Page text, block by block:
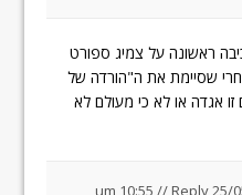
ראשונה על צמיג ספורט
שסיימת את ה"הורדה של
זו אגדה או לא כי מעולם לא
25/05/
//Reply